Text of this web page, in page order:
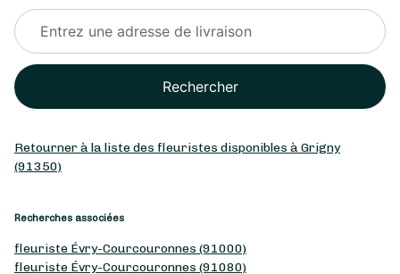
Rechercher
Retourner à la liste des fleuristes disponibles à Grigny
(91350)
Recherches associées
fleuriste Évry-Courcouronnes (91000)
fleuriste Évry-Courcouronnes (91080)